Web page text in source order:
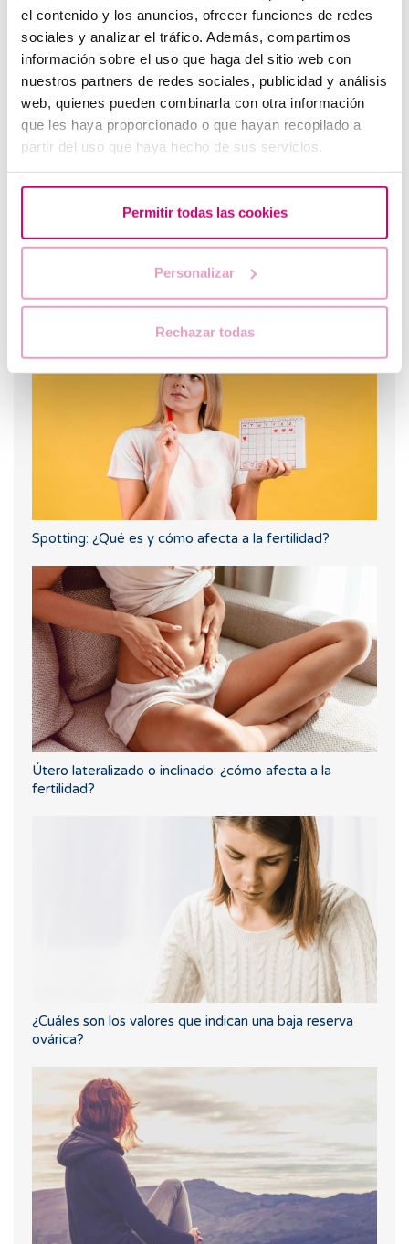
el contenido y los anuncios, ofrecer funciones de redes
sociales y analizar el tráfico. Además, compartimos
información sobre el uso que haga del sitio web con
nuestros partners de redes sociales, publicidad y análisis
web, quienes pueden combinarla con otra información
que les haya proporcionado o que hayan recopilado a
partir del uso que haya hecho de sus servicios.
Permitir todas las cookies
Personalizar
Rechazar todas
Progesterona, ¿cuándo hay que utilizarla?
Cuando hacer un test de embarazo tras una FIV
Spotting: ¿Qué es y cómo afecta a la fertilidad?
Útero lateralizado o inclinado: ¿cómo afecta a la
fertilidad?
¿Cuáles son los valores que indican una baja reserva
ovárica?